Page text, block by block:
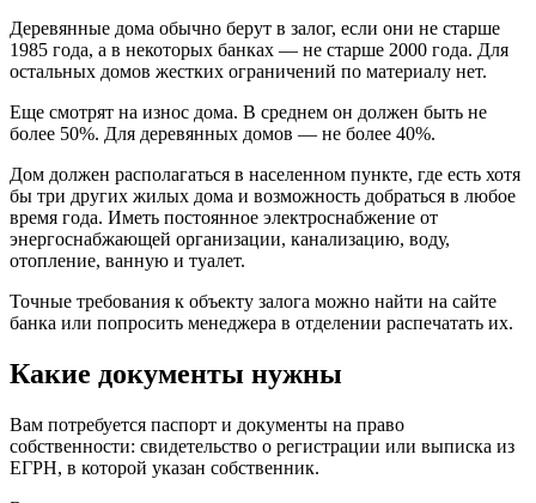
Деревянные дома обычно берут в залог, если они не старше
1985 года, а в некоторых банках — не старше 2000 года. Для
остальных домов жестких ограничений по материалу нет.
Еще смотрят на износ дома. В среднем он должен быть не
более 50%. Для деревянных домов — не более 40%.
Дом должен располагаться в населенном пункте, где есть хотя
бы три других жилых дома и возможность добраться в любое
время года. Иметь постоянное электроснабжение от
энергоснабжающей организации, канализацию, воду,
отопление, ванную и туалет.
Точные требования к объекту залога можно найти на сайте
банка или попросить менеджера в отделении распечатать их.
Какие документы нужны
Вам потребуется паспорт и документы на право
собственности: свидетельство о регистрации или выписка из
ЕГРН, в которой указан собственник.